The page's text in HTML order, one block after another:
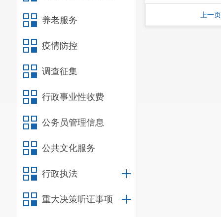
养老服务
疫情防控
调查征集
行政事业性收费
公务员管理信息
公共文化服务
行政执法
重大决策听证事项
上一页